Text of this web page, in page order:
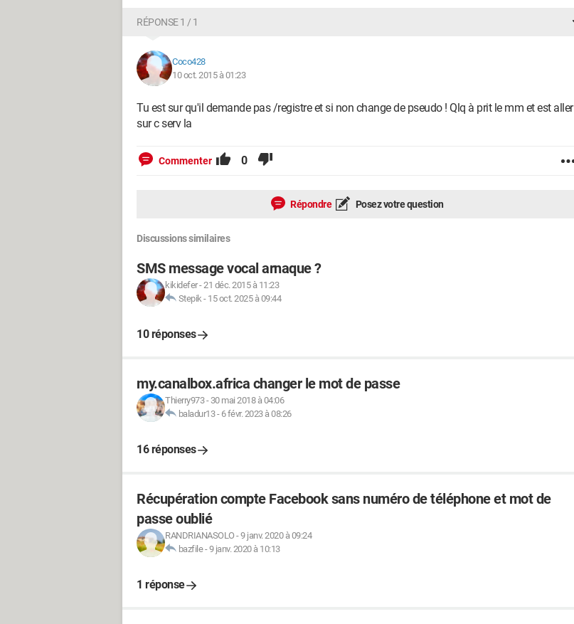
RÉPONSE 1 / 1
Coco428
10 oct. 2015 à 01:23
Tu est sur qu'il demande pas /registre et si non change de pseudo ! Qlq à prit le mm et est aller
sur c serv la
Commenter 0
Répondre Posez votre question
Discussions similaires
SMS message vocal arnaque ?
kikidefer-21 déc. 2015 à 11:23
Stepik- 15 oct. 2025 à 09:44
10 réponses
my.canalbox.africa changer le mot de passe
Thierry973- 30 mai 2018 à 04:06
baladur13- 6 févr. 2023 à 08:26
16 réponses
Récupération compte Facebook sans numéro de téléphone et mot de
passe oublié
RANDRIANASOLO -9 janv. 2020 à 09:24
bazfile-9 janv. 2020 à 10:13
1 réponse